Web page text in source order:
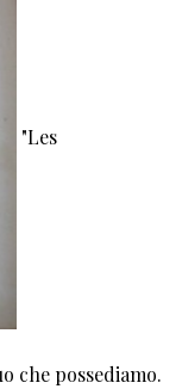
"Les
che possediamo.